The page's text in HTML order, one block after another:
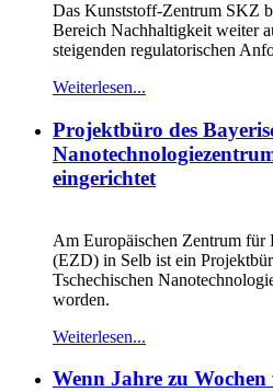
Das Kunststoff-Zentrum SKZ
Bereich Nachhaltigkeit weiter
steigenden regulatorischen
Weiterlesen...
Projektbüro des
eingerichtet
Am Europäischen Zentrum für
(EZD) in Selb ist ein
Tschechischen
worden.
Weiterlesen...
Wenn Jahre zu Wochen